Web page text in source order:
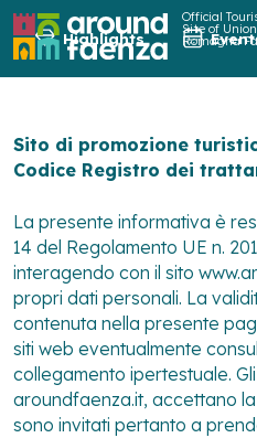
Official
Site of
Romagna
Highlights
Sito di promozione
Codice Registro dei
La presente informativa è
14 del Regolamento UE n.
interagendo con il sito
propri dati personali. La
contenuta nella presente
siti web eventualmente
collegamento ipertestuale.
aroundfaenza.it, accettano
sono invitati pertanto a